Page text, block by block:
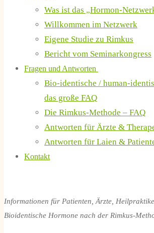
Was ist das „Hormon-
Willkommen im Netzwerk
Eigene Studie zu Rimkus
Bericht vom Seminarkongress
Fragen und Antworten
Bio-identische / human-
das große FAQ
Die Rimkus-Methode – FAQ
Antworten für Ärzte &
Antworten für Laien &
Kontakt
Informationen für Patienten, Ärzte,
Bioidentische Hormone nach der Rimkus-